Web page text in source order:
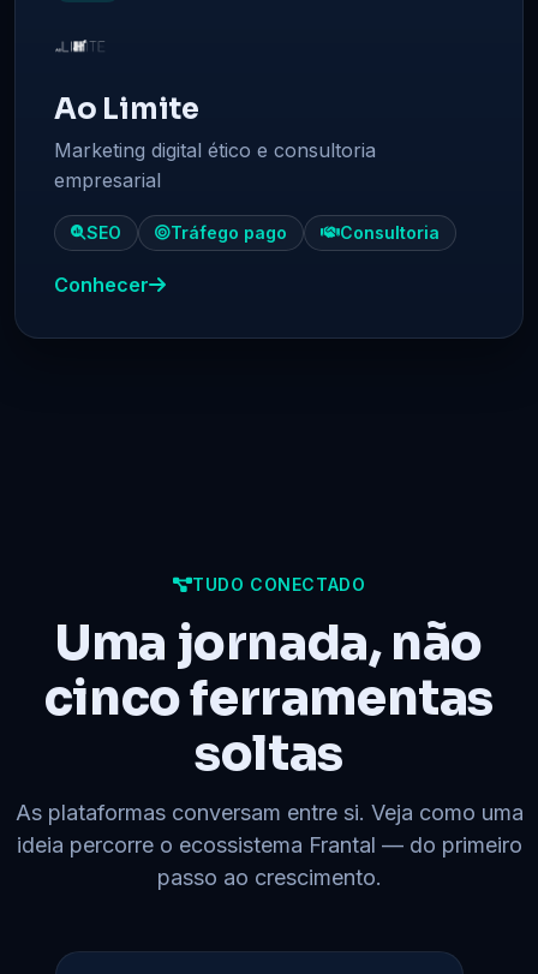
Ao Limite
Marketing digital ético e consultoria
empresarial
SEO Tráfego pago Consultoria
Conhecer
TUDO CONECTADO
Uma jornada, não
cinco ferramentas
soltas
As plataformas conversam entre si. Veja como uma
ideia percorre o ecossistema Frantal — do primeiro
passo ao crescimento.